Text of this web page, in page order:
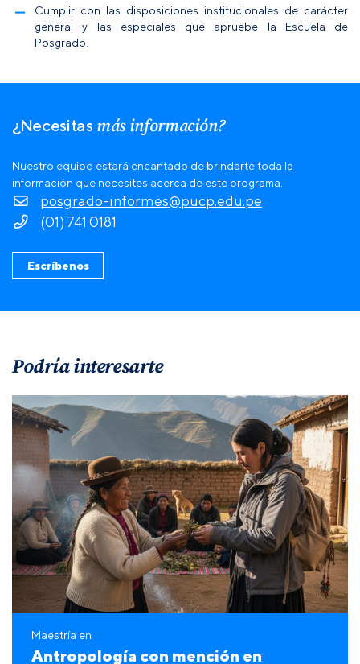
Cumplir con las disposiciones institucionales de carácter
general y las especiales que apruebe la Escuela de
Posgrado.
¿Necesitas más información?
Nuestro equipo estará encantado de brindarte toda la
información que necesites acerca de este programa.
posgrado-informes@pucp.edu.pe
(01) 741 0181
Escríbenos
Podría interesarte
Maestría en
Antropología con mención en